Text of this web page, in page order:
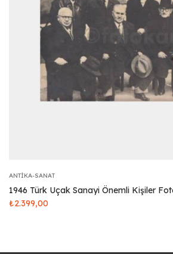
ANTIKA-SANAT
1946 Türk Uçak Sanayi Önemli Kişiler
₺2.399,00